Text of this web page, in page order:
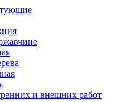
и внешних работ